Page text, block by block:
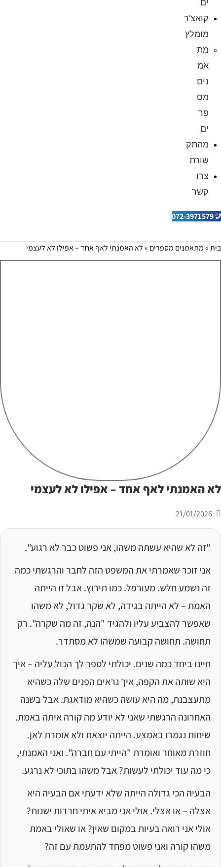
ים
קואצ'ר
מומלץ
מת
אמ
נים
מס
פר
ים
מהתק
שורת
צרו
קשר
072-3971579
»מתאמנים מספרים» לא האמנתי לאף אחד – אפילו לא לעצמי
האמנתי לאף אחד – אפילו לא לעצמי
21/01/2026
"זה לא שהיא עשתה משהו, אני פשוט כבר לא רגוע".
אני זוכר שאמרתי את המשפט הזה לחבר והרגשתי כמה
זה נשמע חלש. מעורפל. כמו תירוץ. אבל זו הייתה
האמת – לא הייתה בגידה, לא שקר גדול, לא משהו
שאפשר להצביע עליו ולהגיד "הנה, זה מה שקרה". רק
תחושה. תחושה קבועה שמשהו לא מסתדר.
חיינו ביחד כמה שנים. יכולתי לספר לך הכול עליה – איך
היא שותה את הקפה, איך נראים הפנים שלה כשהיא
מתעצבנת, מה היא עושה כשהיא מודאגת. אבל בשנה
האחרונה הרגשתי שאני לא יודע מה קורה איתה באמת.
שיחות נגמרו באמצע. הייתה יוצאת ולא אומרת לאן.
חוזרת מאוחר ואומרת "הייתי עם חברה". ואני האמנתי,
כי מה עוד יכולתי לעשות? אבל משהו בתוכי לא נרגע.
הבעיה הכי גדולה הייתה שלא ידעתי אם הבעיה היא
אצלה – או אצלי. אולי אני מביא איתי חרדות ישנות?
אולי אני רואה בעיות במקום שאין? או שאולי באמת
משהו קורה ואני פשוט מפחד להתעמת עם זה?